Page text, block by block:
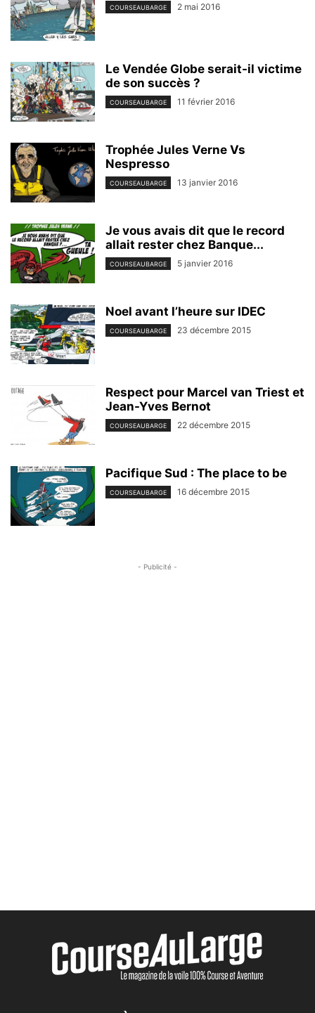
COURSEAUBARGE 2 mai 2016
Le Vendée Globe serait-il victime
de son succès ?
COURSEAUBARGE 11 février 2016
Trophée Jules Verne Vs
Nespresso
COURSEAUBARGE 13 janvier 2016
Je vous avais dit que le record
allait rester chez Banque...
COURSEAUBARGE 5 janvier 2016
Noel avant l’heure sur IDEC
COURSEAUBARGE 23 décembre 2015
Respect pour Marcel van Triest et
Jean-Yves Bernot
COURSEAUBARGE 22 décembre 2015
Pacifique Sud : The place to be
COURSEAUBARGE 16 décembre 2015
- Publicité -